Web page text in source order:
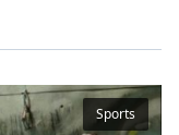
Sports